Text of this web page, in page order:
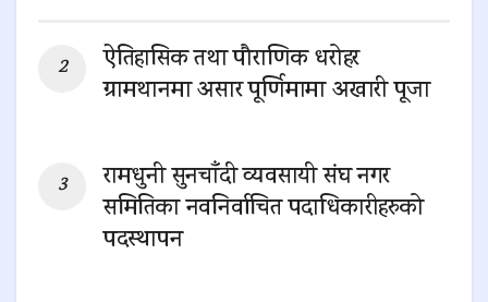
ऐतिहासिक तथा पौराणिक धरोहर
ग्रामथानमा असार पूर्णिमामा अखारी पूजा
रामधुनी सुनचाँदी व्यवसायी संघ नगर
समितिका नवनिर्वाचित पदाधिकारीहरुको
पदस्थापन